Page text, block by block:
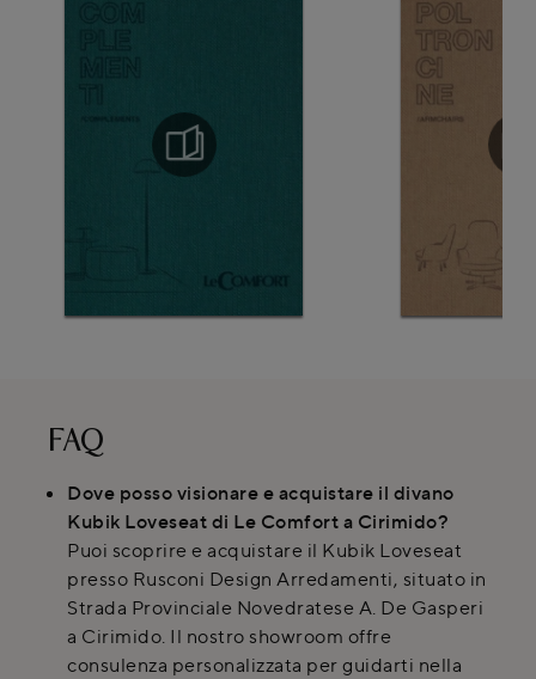
FAQ
Dove posso visionare e acquistare il divano
Kubik Loveseat di Le Comfort a Cirimido?
Puoi scoprire e acquistare il Kubik Loveseat
presso Rusconi Design Arredamenti, situato in
Strada Provinciale Novedratese A. De Gasperi
a Cirimido. Il nostro showroom offre
consulenza personalizzata per guidarti nella